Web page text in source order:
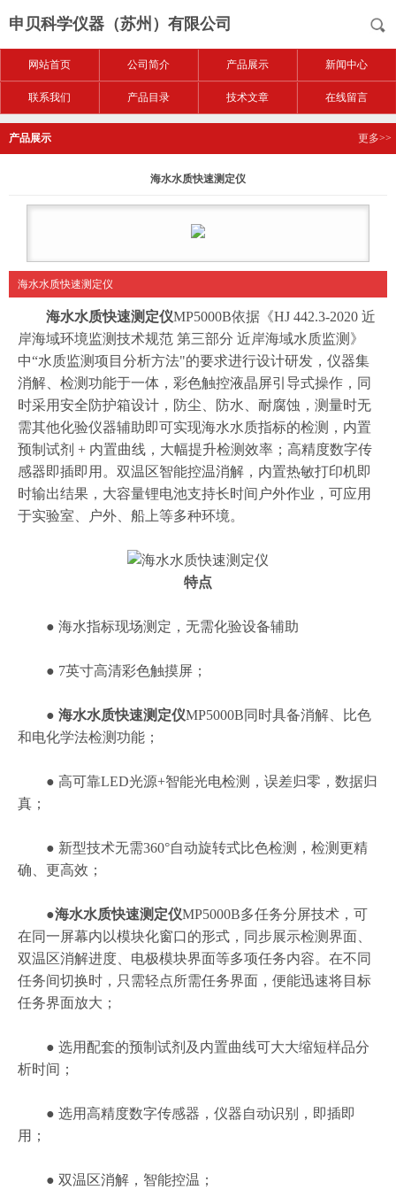
申贝科学仪器（苏州）有限公司
网站首页 公司简介 产品展示 新闻中心
联系我们 产品目录 技术文章 在线留言
产品展示 更多>>
海水水质快速测定仪
海水水质快速测定仪
海水水质快速测定仪MP5000B依据《HJ 442.3-2020 近
岸海域环境监测技术规范 第三部分 近岸海域水质监测》
中“水质监测项目分析方法"的要求进行设计研发，仪器集
消解、检测功能于一体，彩色触控液晶屏引导式操作，同
时采用安全防护箱设计，防尘、防水、耐腐蚀，测量时无
需其他化验仪器辅助即可实现海水水质指标的检测，内置
预制试剂 + 内置曲线，大幅提升检测效率；高精度数字传
感器即插即用。双温区智能控温消解，内置热敏打印机即
时输出结果，大容量锂电池支持长时间户外作业，可应用
于实验室、户外、船上等多种环境。
特点
● 海水指标现场测定，无需化验设备辅助
● 7英寸高清彩色触摸屏；
● 海水水质快速测定仪MP5000B同时具备消解、比色
和电化学法检测功能；
● 高可靠LED光源+智能光电检测，误差归零，数据归
真；
● 新型技术无需360°自动旋转式比色检测，检测更精
确、更高效；
●海水水质快速测定仪MP5000B多任务分屏技术，可
在同一屏幕内以模块化窗口的形式，同步展示检测界面、
双温区消解进度、电极模块界面等多项任务内容。在不同
任务间切换时，只需轻点所需任务界面，便能迅速将目标
任务界面放大；
● 选用配套的预制试剂及内置曲线可大大缩短样品分
析时间；
● 选用高精度数字传感器，仪器自动识别，即插即
用；
● 双温区消解，智能控温；